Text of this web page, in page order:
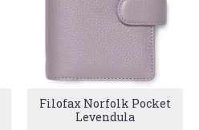
Filofax Norfolk Pocket
Levendula